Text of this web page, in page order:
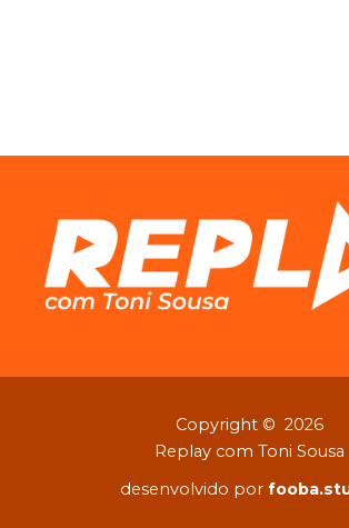
Copyright © 2026
Replay com Toni Sousa
desenvolvido por